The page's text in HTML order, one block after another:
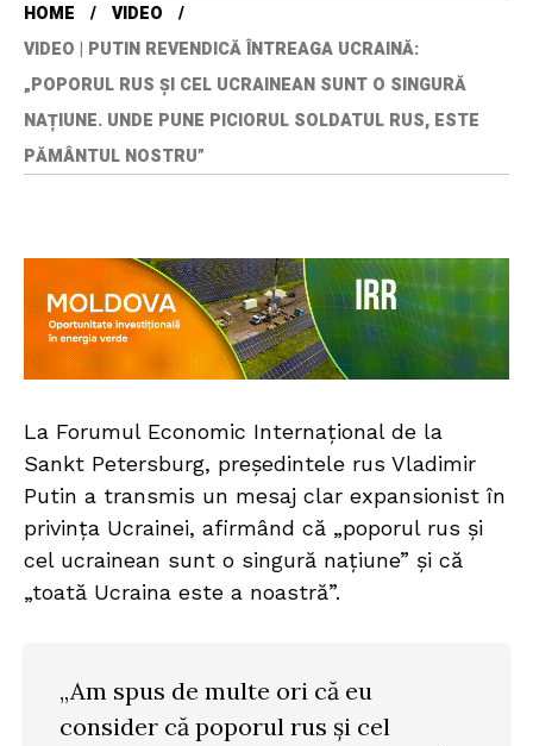
HOME
VIDEO
VIDEO | PUTIN REVENDICĂ ÎNTREAGA UCRAINĂ:
„POPORUL RUS ȘI CEL UCRAINEAN SUNT O SINGURĂ
NAȚIUNE. UNDE PUNE PICIORUL SOLDATUL RUS, ESTE
PĂMÂNTUL NOSTRU”
La Forumul Economic Internațional de la
Sankt Petersburg, președintele rus Vladimir
Putin a transmis un mesaj clar expansionist în
privința Ucrainei, afirmând că „poporul rus și
cel ucrainean sunt o singură națiune” și că
„toată Ucraina este a noastră”.
„Am spus de multe ori că eu
consider că poporul rus și cel